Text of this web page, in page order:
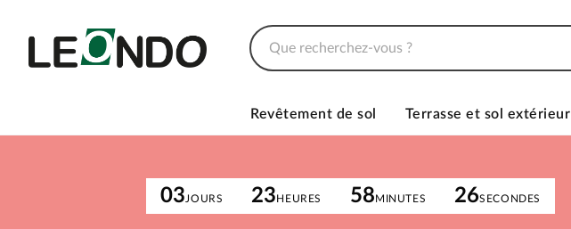
Revêtement de sol Terrasse et sol extérieur
03JOURS 23HEURES 58MINUTES 26SECONDES